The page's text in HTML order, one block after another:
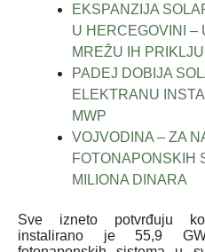
EKSPANZIJA
U HERCEGOVINI –
MREŽU IH
PADEJ DOBIJA
ELEKTRANU
MWP
VOJVODINA – ZA
FOTONAPONSKIH
MILIONA DINARA
Sve izneto potvrđuju
instalirano je 55,9